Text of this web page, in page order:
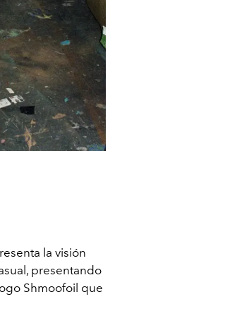
la visión
presentando
Shmoofoil que